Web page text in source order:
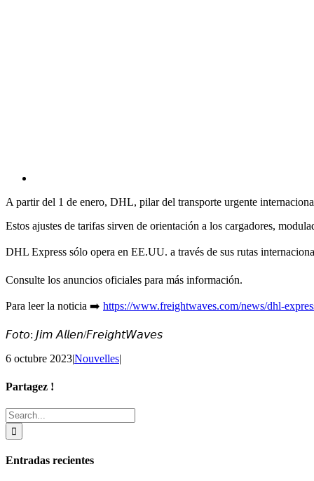
A partir del 1 de enero, DHL, pilar del transporte urgente
Estos ajustes de tarifas sirven de orientación a los cargadores,
DHL Express sólo opera en EE.UU. a través de sus rutas
Consulte los anuncios oficiales para más información.
Para leer la noticia ➡️ https://www.freightwaves.com/news/dhl-
𝘍𝘰𝘵𝘰: 𝘑𝘪𝘮 𝘈𝘭𝘭𝘦𝘯/𝘍𝘳𝘦𝘪𝘨𝘩𝘵𝘞𝘢𝘷𝘦𝘴
6 octubre 2023|Nouvelles|
Partagez !
Facebook
X
Reddit
LinkedIn
Tumblr
Pinterest
Email
Search
for:
Entradas recientes